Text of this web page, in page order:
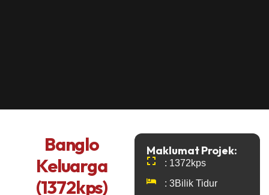
Banglo
Keluarga
(1372kps)
Maklumat Projek:
: 1372kps
: 3Bilik Tidur